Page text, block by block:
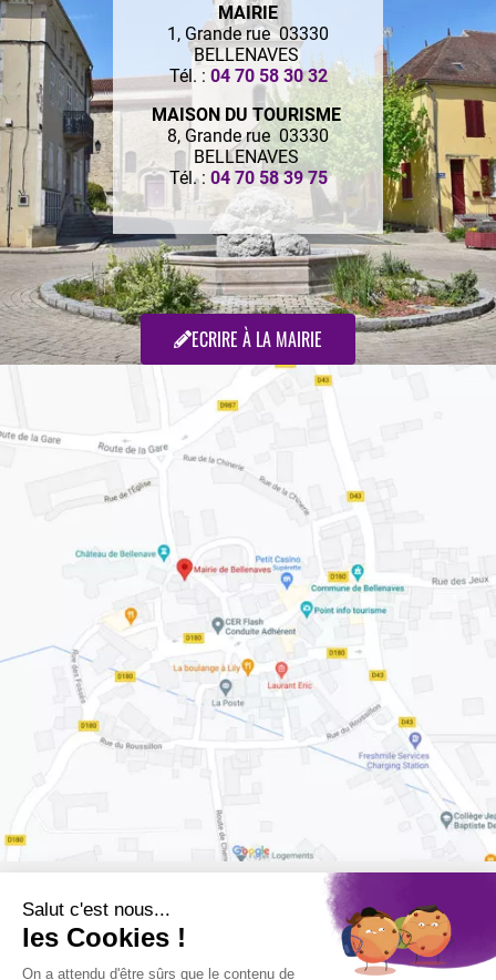
MAIRIE
1, Grande rue 03330
BELLENAVES
Tél. : 04 70 58 30 32
MAISON DU TOURISME
8, Grande rue 03330
BELLENAVES
Tél. : 04 70 58 39 75
ECRIRE À LA MAIRIE
Retrouvez-nous sur :